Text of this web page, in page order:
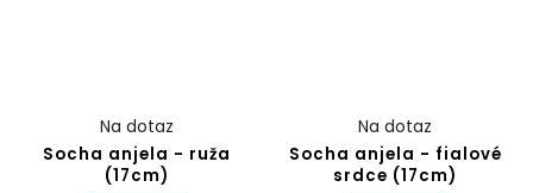
Socha anjela - ruža
(17cm)
Na dotaz
Socha anjela - fialové
srdce (17cm)
Na dotaz